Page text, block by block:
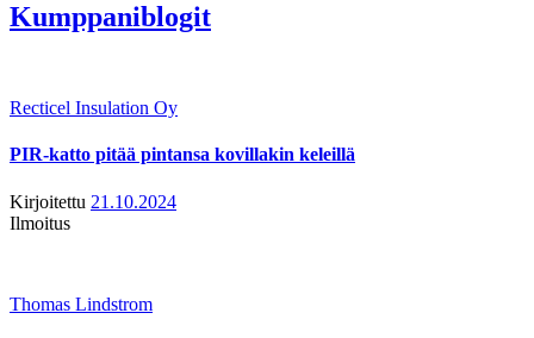
Kumppaniblogit
Recticel Insulation Oy
PIR-katto pitää pintansa kovillakin keleillä
Kirjoitettu 21.10.2024
Ilmoitus
Thomas Lindstrom